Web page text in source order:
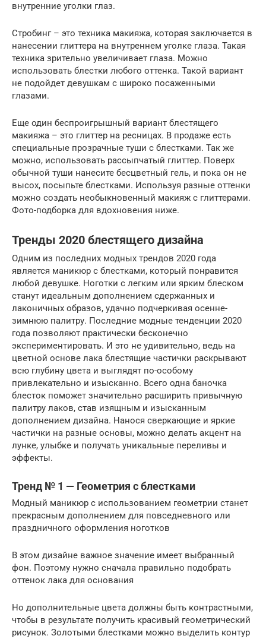
внутренние уголки глаз.
Стробинг – это техника макияжа, которая заключается в
нанесении глиттера на внутреннем уголке глаза. Такая
техника зрительно увеличивает глаза. Можно
использовать блестки любого оттенка. Такой вариант
не подойдет девушкам с широко посаженными
глазами.
Еще один беспроигрышный вариант блестящего
макияжа – это глиттер на ресницах. В продаже есть
специальные прозрачные туши с блестками. Так же
можно, использовать рассыпчатый глиттер. Поверх
обычной туши нанесите бесцветный гель, и пока он не
высох, посыпьте блестками. Используя разные оттенки
можно создать необыкновенный макияж с глиттерами.
Фото-подборка для вдохновения ниже.
Тренды 2020 блестящего дизайна
Одним из последних модных трендов 2020 года
является маникюр с блестками, который понравится
любой девушке. Ноготки с легким или ярким блеском
станут идеальным дополнением сдержанных и
лаконичных образов, удачно подчеркивая осенне-
зимнюю палитру. Последние модные тенденции 2020
года позволяют практически бесконечно
экспериментировать. И это не удивительно, ведь на
цветной основе лака блестящие частички раскрывают
всю глубину цвета и выглядят по-особому
привлекательно и изысканно. Всего одна баночка
блесток поможет значительно расширить привычную
палитру лаков, став изящным и изысканным
дополнением дизайна. Нанося сверкающие и яркие
частички на разные основы, можно делать акцент на
лунке, улыбке и получать уникальные переливы и
эффекты.
Тренд № 1 — Геометрия с блестками
Модный маникюр с использованием геометрии станет
прекрасным дополнением для повседневного или
праздничного оформления ноготков
В этом дизайне важное значение имеет выбранный
фон. Поэтому нужно сначала правильно подобрать
оттенок лака для основания
Но дополнительные цвета должны быть контрастными,
чтобы в результате получить красивый геометрический
рисунок. Золотыми блестками можно выделить контур